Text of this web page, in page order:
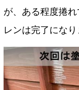
が、ある程度捲
レンは完了になり